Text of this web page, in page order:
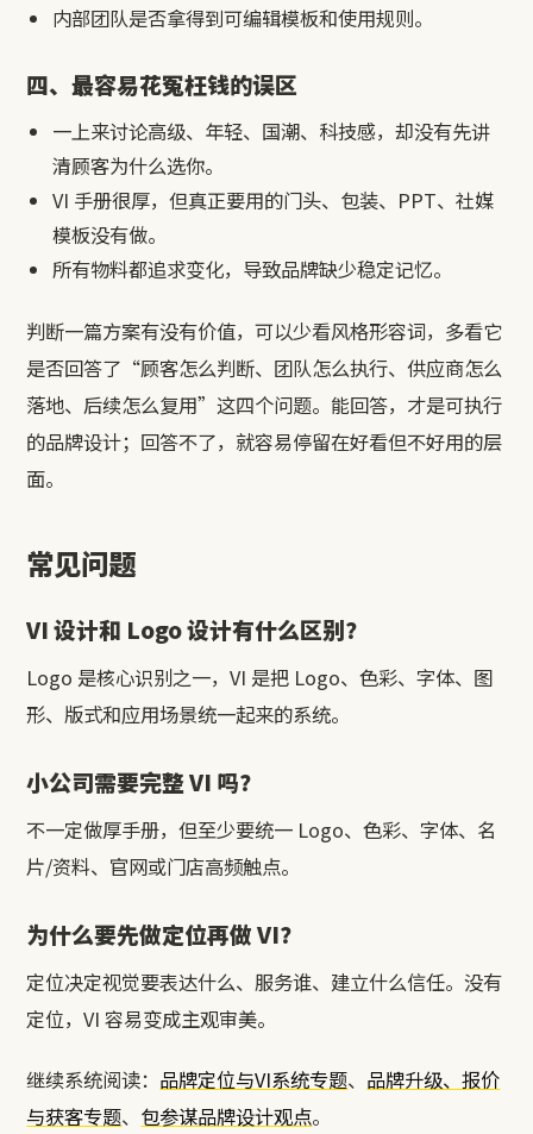
内部团队是否拿得到可编辑模板和使用规则。
四、最容易花冤枉钱的误区
一上来讨论高级、年轻、国潮、科技感，却没有先讲
清顾客为什么选你。
VI 手册很厚，但真正要用的门头、包装、PPT、社媒
模板没有做。
所有物料都追求变化，导致品牌缺少稳定记忆。
判断一篇方案有没有价值，可以少看风格形容词，多看它
是否回答了“顾客怎么判断、团队怎么执行、供应商怎么
落地、后续怎么复用”这四个问题。能回答，才是可执行
的品牌设计；回答不了，就容易停留在好看但不好用的层
面。
常见问题
VI 设计和 Logo 设计有什么区别？
Logo 是核心识别之一，VI 是把 Logo、色彩、字体、图
形、版式和应用场景统一起来的系统。
小公司需要完整 VI 吗？
不一定做厚手册，但至少要统一 Logo、色彩、字体、名
片/资料、官网或门店高频触点。
为什么要先做定位再做 VI？
定位决定视觉要表达什么、服务谁、建立什么信任。没有
定位，VI 容易变成主观审美。
继续系统阅读： 品牌定位与VI系统专题、 品牌升级、报价
与获客专题、 包参谋品牌设计观点。